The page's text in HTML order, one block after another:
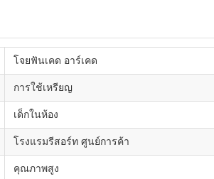
โจยฟันเคด อาร์เคด
การใช้เหรียญ
เด็กในห้อง
โรงแรมรีสอร์ท ศูนย์การค้า
คุณภาพสูง